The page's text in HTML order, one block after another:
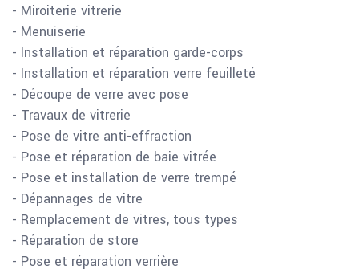
- Miroiterie vitrerie
- Menuiserie
- Installation et réparation garde-corps
- Installation et réparation verre feuilleté
- Découpe de verre avec pose
- Travaux de vitrerie
- Pose de vitre anti-effraction
- Pose et réparation de baie vitrée
- Pose et installation de verre trempé
- Dépannages de vitre
- Remplacement de vitres, tous types
- Réparation de store
- Pose et réparation verrière